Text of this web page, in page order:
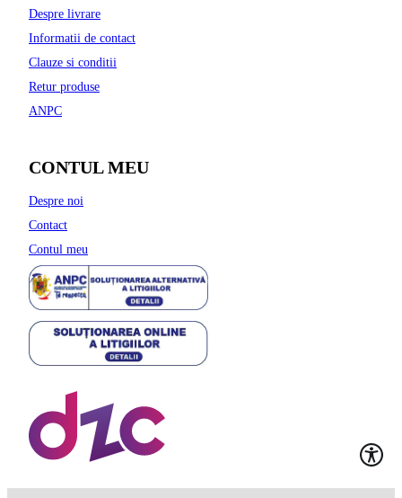
Despre livrare
Informatii de contact
Clauze si conditii
Retur produse
ANPC
CONTUL MEU
Despre noi
Contact
Contul meu